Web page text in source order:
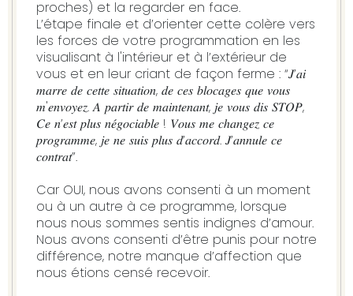
proches) et la regarder en face.
L’étape finale et d’orienter cette colère vers
les forces de votre programmation en les
visualisant à l'intérieur et à l’extérieur de
vous et en leur criant de façon ferme : “𝐽’𝑎𝑖
𝑚𝑎𝑟𝑟𝑒 𝑑𝑒 𝑐𝑒𝑡𝑡𝑒 𝑠𝑖𝑡𝑢𝑎𝑡𝑖𝑜𝑛, 𝑑𝑒 𝑐𝑒𝑠 𝑏𝑙𝑜𝑐𝑎𝑔𝑒𝑠 𝑞𝑢𝑒 𝑣𝑜𝑢𝑠
𝑚'𝑒𝑛𝑣𝑜𝑦𝑒𝑧. 𝐴 𝑝𝑎𝑟𝑡𝑖𝑟 𝑑𝑒 𝑚𝑎𝑖𝑛𝑡𝑒𝑛𝑎𝑛𝑡, 𝑗𝑒 𝑣𝑜𝑢𝑠 𝑑𝑖𝑠 𝑆𝑇𝑂𝑃,
𝐶𝑒 𝑛’𝑒𝑠𝑡 𝑝𝑙𝑢𝑠 𝑛𝑒́𝑔𝑜𝑐𝑖𝑎𝑏𝑙𝑒 ! 𝑉𝑜𝑢𝑠 𝑚𝑒 𝑐ℎ𝑎𝑛𝑔𝑒𝑧 𝑐𝑒
𝑝𝑟𝑜𝑔𝑟𝑎𝑚𝑚𝑒, 𝑗𝑒 𝑛𝑒 𝑠𝑢𝑖𝑠 𝑝𝑙𝑢𝑠 𝑑’𝑎𝑐𝑐𝑜𝑟𝑑. 𝐽’𝑎𝑛𝑛𝑢𝑙𝑒 𝑐𝑒
𝑐𝑜𝑛𝑡𝑟𝑎𝑡”.
Car OUI, nous avons consenti à un moment
ou à un autre à ce programme, lorsque
nous nous sommes sentis indignes d’amour.
Nous avons consenti d’être punis pour notre
différence, notre manque d’affection que
nous étions censé recevoir.